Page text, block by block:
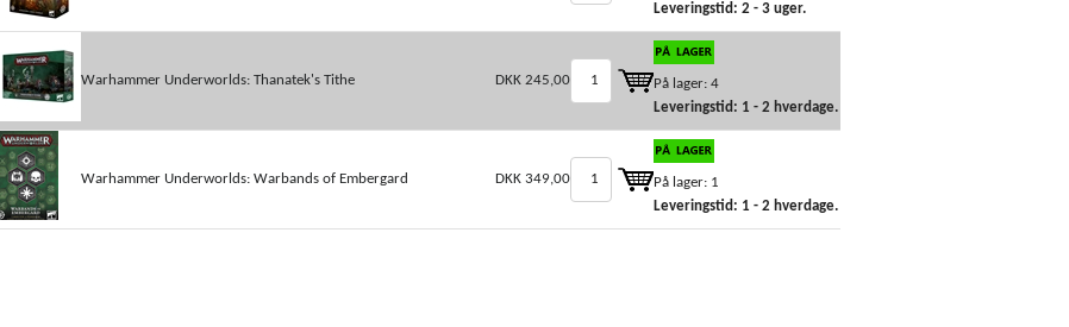
Leveringstid: 2 - 3 uger.
Warhammer Underworlds: Thanatek's Tithe DKK 245,00
På lager: 4
Leveringstid: 1 - 2 hverdage.
Warhammer Underworlds: Warbands of Embergard DKK 349,00
På lager: 1
Leveringstid: 1 - 2 hverdage.